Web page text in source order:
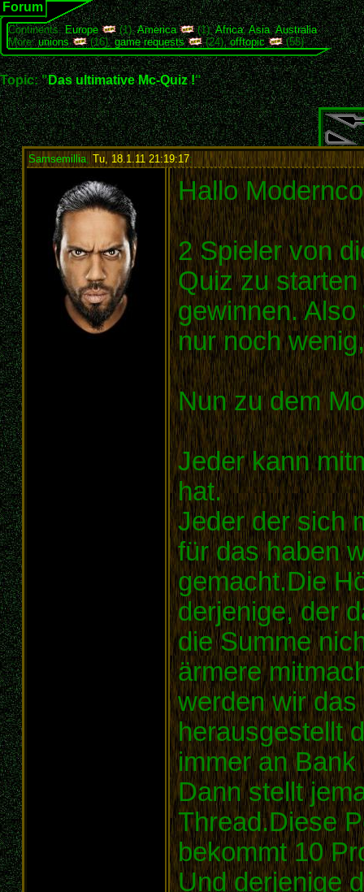
Forum
Continents:Europe (1),America (1),Africa,Asia,Australia
More:unions (16),game requests (24),offtopic (55)
Topic: "Das ultimative Mc-Quiz !"
Samsemillia, Tu, 18.1.11 21:19:17:
Hallo
2 Spieler von
Quiz zu
gewinnen.
nur noch
Nun zu dem
Jeder kann
hat.
Jeder der sich
für das haben
gemacht.Die
derjenige, der
die Summe
ärmere
werden wir
herausgestellt
immer an Bank
Dann stellt
Thread.Diese
bekommt 10
Und derjenige